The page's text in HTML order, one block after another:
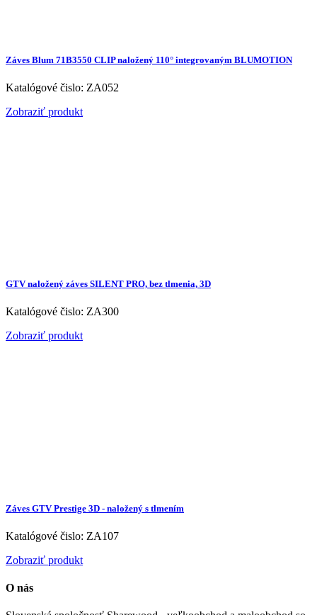
Záves Blum 71B3550 CLIP naložený 110° integrovaným BLUMOTION
Katalógové čislo: ZA052
Zobraziť produkt
GTV naložený záves SILENT PRO, bez tlmenia, 3D
Katalógové čislo: ZA300
Zobraziť produkt
Záves GTV Prestige 3D - naložený s tlmením
Katalógové čislo: ZA107
Zobraziť produkt
O nás